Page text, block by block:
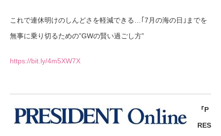
これで連休明けのしんどさを軽減できる…｢7月の海の日｣までを
無事に乗り切るための”GWの賢い過ごし方”
https://bit.ly/4m5XW7X
『P
RES